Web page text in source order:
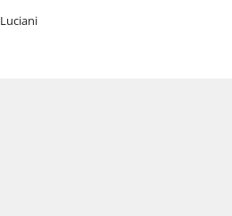
Luciani